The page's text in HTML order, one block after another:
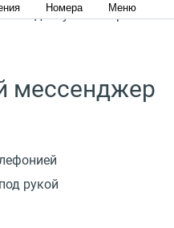
Номера Меню
доступ в интернет.
мессенджер
рукой